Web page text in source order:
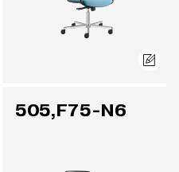
505,F75-N6